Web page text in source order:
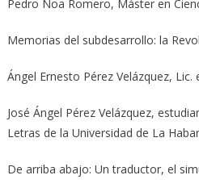
Pedro Noa Romero, Máster en
Memorias del subdesarrollo: la
Ángel Ernesto Pérez Velázquez, Lic.
José Ángel Pérez Velázquez,
Letras de la Universidad de La
De arriba abajo: Un traductor, el